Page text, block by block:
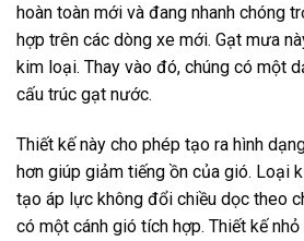
hoàn toàn mới và đang nhanh chóng
hợp trên các dòng xe mới. Gạt mưa
kim loại. Thay vào đó, chúng có một
cấu trúc gạt nước.
Thiết kế này cho phép tạo ra hình
hơn giúp giảm tiếng ồn của gió. Loại
tạo áp lực không đổi chiều dọc theo
có một cánh gió tích hợp. Thiết kế